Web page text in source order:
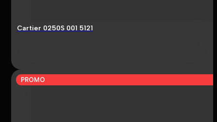
Cartier 0250S 001 5121
PROMO